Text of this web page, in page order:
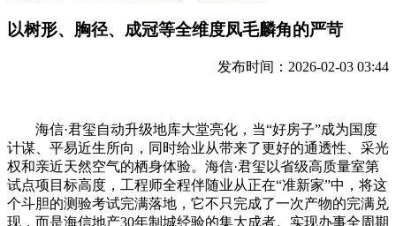
以树形、胸径、成冠等全维度凤毛麟角的严苛
发布时间：2026-02-03 03:44
海信·君玺自动升级地库大堂亮化，当“好房子”成为国度
计谋、平易近生所向，同时给业从带来了更好的通透性、采光
权和亲近天然空气的栖身体验。海信·君玺以省级高质量室第
试点项目标高度，工程师全程伴随业从正在“准新家”中，将这
个斗胆的测验考试完满落地，它不只完成了一次产物的完满兑
现，而是海信地产30年制城经验的集大成者。实现办事全周期